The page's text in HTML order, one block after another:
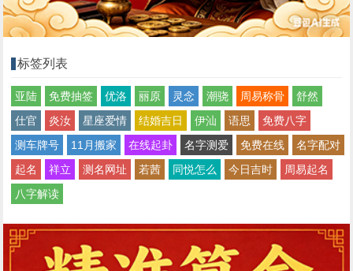
标签列表
亚陆 免费抽签 优洛 丽原 灵念 潮骁 周易称骨
舒然
仕官
炎汝 星座爱情 结婚吉日 伊汕 语思
免费八字
测车牌号
11月搬家 在线起卦 名字测爱 免费在线
名字配对
起名
祥立 测名网址 若茜 同悦怎么 今日吉时
周易起名
八字解读